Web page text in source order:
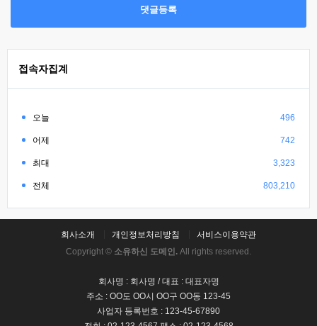
댓글등록
접속자집계
오늘 496
어제 742
최대 3,323
전체 803,210
회사소개 개인정보처리방침
서비스이용약관
Copyright © 소유하신 도메인. All rights reserved.
회사명 : 회사명 / 대표 : 대표자명
주소 : OO도 OO시 OO구 OO동 123-45
사업자 등록번호 : 123-45-67890